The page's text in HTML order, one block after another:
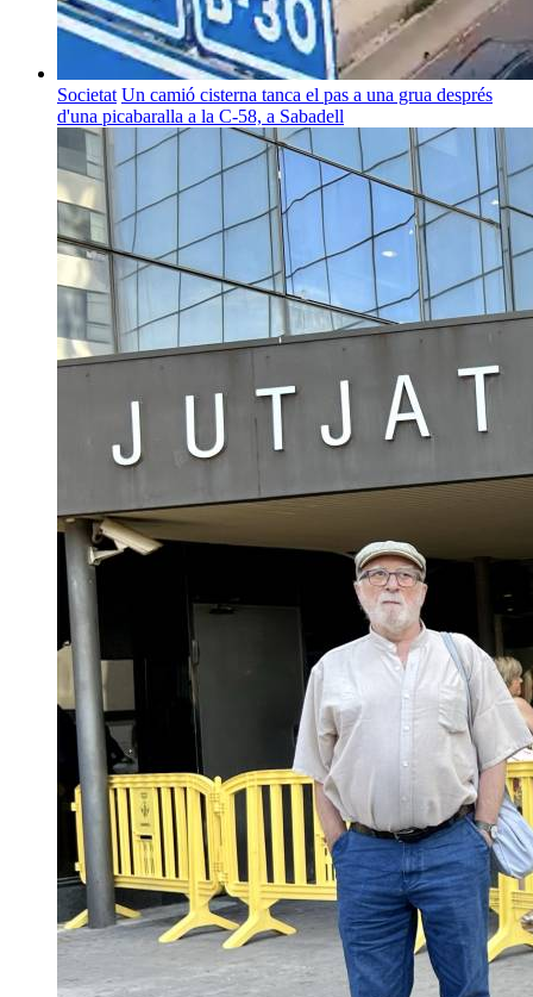
Societat Un camió cisterna tanca el pas a una grua després
d'una picabaralla a la C-58, a Sabadell